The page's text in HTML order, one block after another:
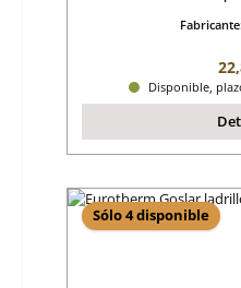
Disponible,
Sólo 4 disponible